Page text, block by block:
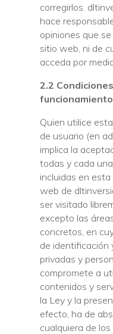
corregirlos.
hace
opiniones que
sitio web, ni de
acceda por
2.2
Quien utilice
de usuario (en
implica la
todas y cada
incluidas en
web de
ser visitado
excepto las
concretos, en
de identificación
privadas y
compromete a
contenidos y
la Ley y la
efecto, ha de
cualquiera de